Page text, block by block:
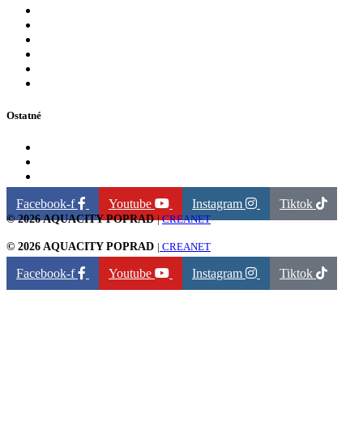
Ostatné
Facebook-f
Youtube Instagram Tiktok
© 2026 AQUACITY POPRAD |CREANET
© 2026 AQUACITY POPRAD | CREANET
Facebook-f Youtube Instagram Tiktok